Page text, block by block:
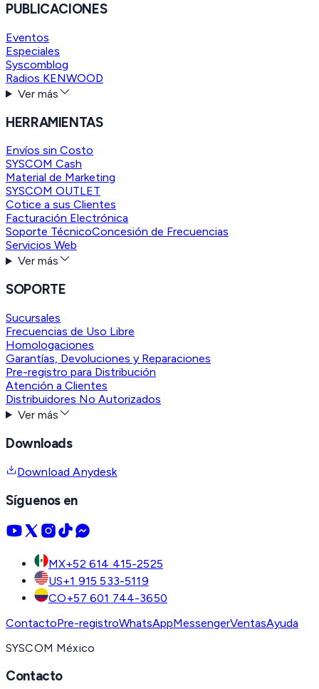
PUBLICACIONES
Eventos
Especiales
Syscomblog
Radios KENWOOD
Ver más
HERRAMIENTAS
Envíos sin Costo
SYSCOM Cash
Material de Marketing
SYSCOM OUTLET
Cotice a sus Clientes
Facturación Electrónica
Soporte TécnicoConcesión de Frecuencias
Servicios Web
Ver más
SOPORTE
Sucursales
Frecuencias de Uso Libre
Homologaciones
Garantías, Devoluciones y Reparaciones
Pre-registro para Distribución
Atención a Clientes
Distribuidores No Autorizados
Ver más
Downloads
Download Anydesk
Síguenos en
MX+52 614 415-2525
US+1 915 533-5119
CO+57 601 744-3650
ContactoPre-registroWhatsAppMessengerVentasAyuda
SYSCOM México
Contacto